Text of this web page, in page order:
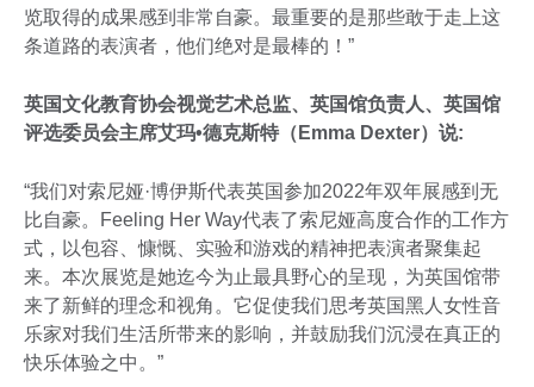
览取得的成果感到非常自豪。最重要的是那些敢于走上这
条道路的表演者，他们绝对是最棒的！”
英国文化教育协会视觉艺术总监、英国馆负责人、英国馆
评选委员会主席艾玛•德克斯特（Emma Dexter）说:
“我们对索尼娅·博伊斯代表英国参加2022年双年展感到无
比自豪。Feeling Her Way代表了索尼娅高度合作的工作方
式，以包容、慷慨、实验和游戏的精神把表演者聚集起
来。本次展览是她迄今为止最具野心的呈现，为英国馆带
来了新鲜的理念和视角。它促使我们思考英国黑人女性音
乐家对我们生活所带来的影响，并鼓励我们沉浸在真正的
快乐体验之中。”